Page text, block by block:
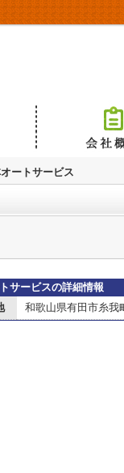
ートサービス
サービスの詳細情報
和歌山県有田市糸我